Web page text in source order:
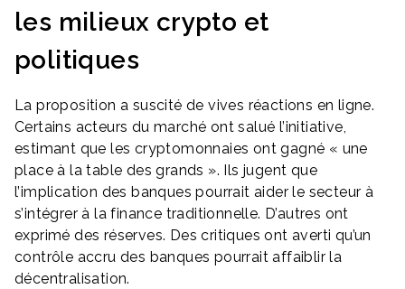
les milieux crypto et
politiques
La proposition a suscité de vives réactions en ligne.
Certains acteurs du marché ont salué l’initiative,
estimant que les cryptomonnaies ont gagné « une
place à la table des grands ». Ils jugent que
l’implication des banques pourrait aider le secteur à
s’intégrer à la finance traditionnelle. D’autres ont
exprimé des réserves. Des critiques ont averti qu’un
contrôle accru des banques pourrait affaiblir la
décentralisation.